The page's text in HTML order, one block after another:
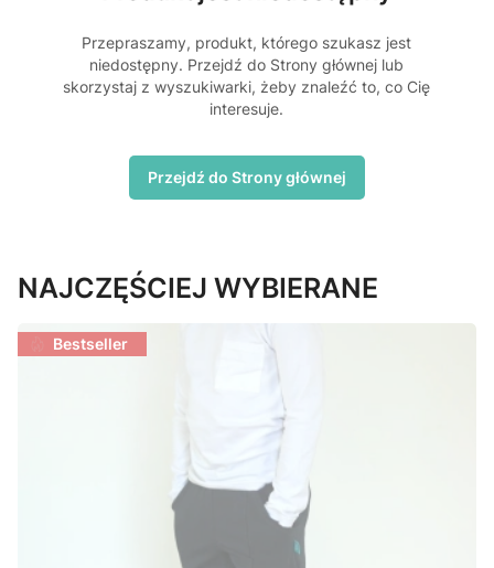
Przepraszamy, produkt, którego szukasz jest
niedostępny. Przejdź do Strony głównej lub
skorzystaj z wyszukiwarki, żeby znaleźć to, co Cię
interesuje.
Przejdź do Strony głównej
NAJCZĘŚCIEJ WYBIERANE
Bestseller